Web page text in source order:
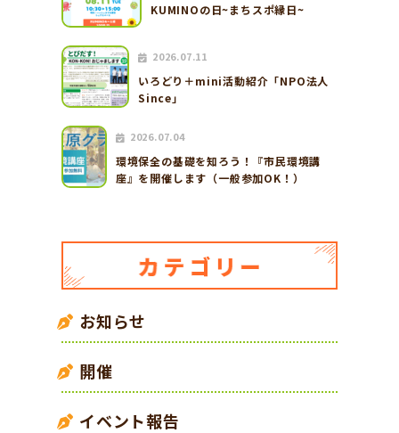
KUMINOの日~まちスポ縁日~
2026.07.11
いろどり＋mini活動紹介「NPO法人
Since」
2026.07.04
環境保全の基礎を知ろう！『市民環境講
座』を開催します（一般参加OK！）
お知らせ
開催
イベント報告